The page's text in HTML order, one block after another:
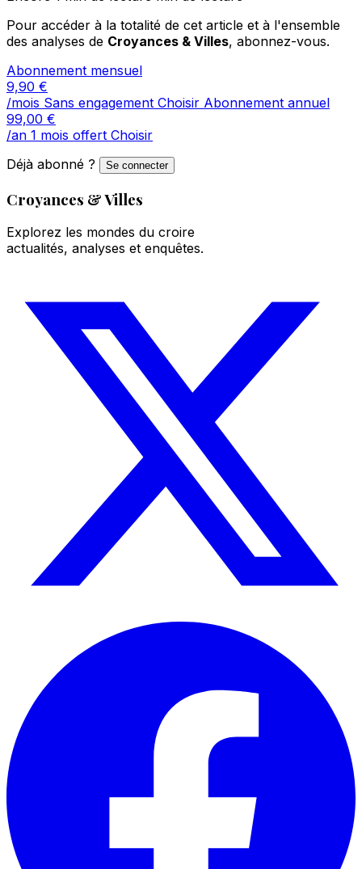
Pour accéder à la totalité de cet article et à l'ensemble
des analyses de Croyances & Villes, abonnez-vous.
Abonnement mensuel
9,90 €
/mois Sans engagement Choisir Abonnement annuel
99,00 €
/an 1 mois offert Choisir
Déjà abonné ?
Se connecter
Croyances & Villes
Explorez les mondes du croire
actualités, analyses et enquêtes.